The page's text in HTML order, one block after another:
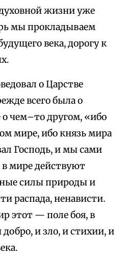
жизни уже
мы прокладываем
века, дорогу к
о Царстве
всего была о
чем–то другом, «ибо
мире, ибо князь мира
Господь, и мы сами
в мире действуют
силы природы и
распада, ненависти.
этот — поле боя, в
и зло, и стихии, и